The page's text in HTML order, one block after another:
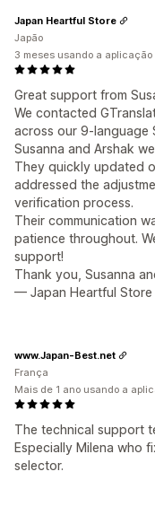
Great support from
We contacted
across our 9-language
Susanna and Arshak
They quickly updated
addressed the
verification process.
Their communication
patience throughout.
support!
Thank you, Susanna
— Japan Heartful Store
Japan Heartful Store
Japão
3 meses usando a aplicação
The technical support
Especially Milena who
selector.
www.Japan-Best.net
França
Mais de 1 ano usando a